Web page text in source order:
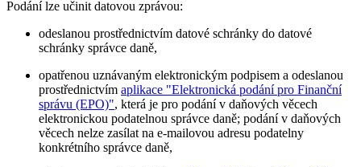
Podání lze učinit datovou zprávou:
odeslanou prostřednictvím datové schránky do datové
schránky správce daně,
opatřenou uznávaným elektronickým podpisem a odeslanou
prostřednictvím aplikace "Elektronická podání pro Finanční
správu (EPO)", která je pro podání v daňových věcech
elektronickou podatelnou správce daně; podání v daňových
věcech nelze zasílat na e-mailovou adresu podatelny
konkrétního správce daně,